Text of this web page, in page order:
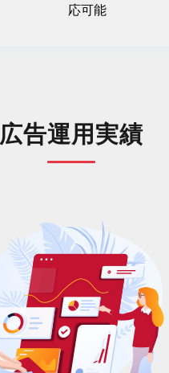
応可能
広告運用実績